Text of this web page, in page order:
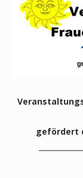
gefördert